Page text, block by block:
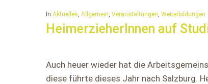
In Aktuelles, Allgemein, Veranstaltungen, Weiterbildungen
HeimerzieherInnen auf
Auch heuer wieder hat die
diese führte dieses Jahr nach Salzburg.